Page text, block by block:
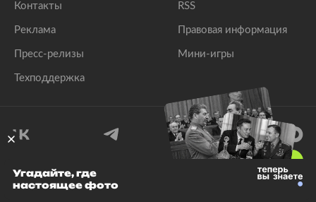
Контакты
Реклама
Пресс-релизы
Техподдержка
RSS
Правовая информация
Мини-игры
© 1999–2026 Все права защищены.
Угадайте, где
настоящее фото